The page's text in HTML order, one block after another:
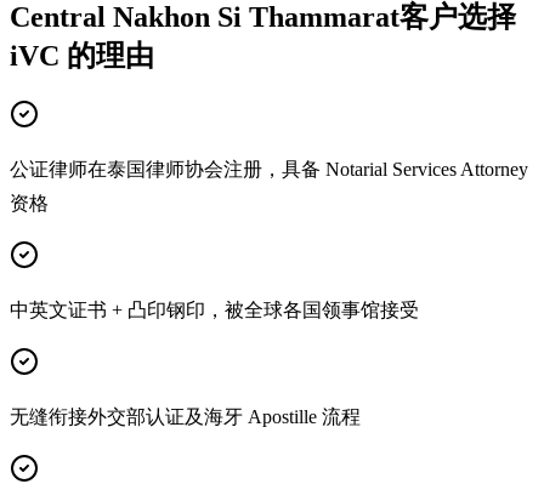
Central Nakhon Si Thammarat客户选择
iVC 的理由
公证律师在泰国律师协会注册，具备 Notarial Services Attorney
资格
中英文证书 + 凸印钢印，被全球各国领事馆接受
无缝衔接外交部认证及海牙 Apostille 流程